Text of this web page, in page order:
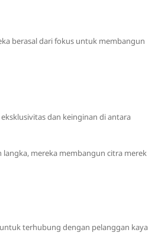
berasal dari fokus untuk membangun
dan keinginan di antara
mereka membangun citra merek
terhubung dengan pelanggan kaya